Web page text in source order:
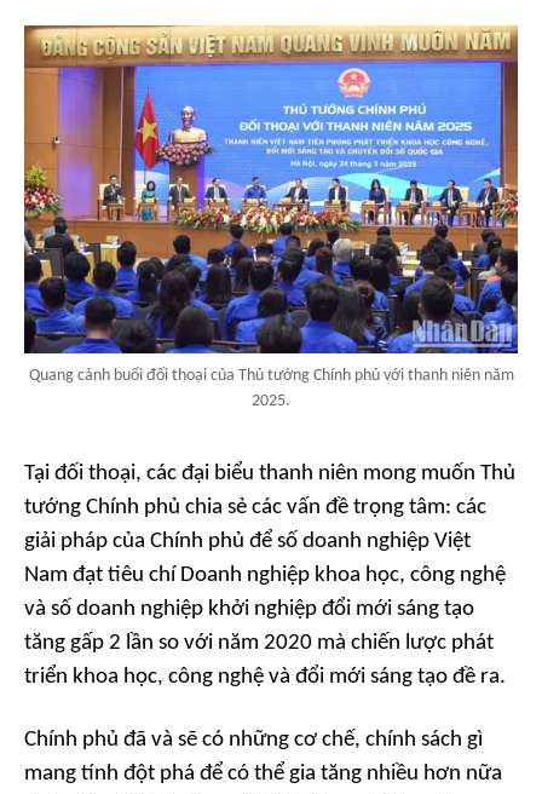
Quang cảnh buổi đối thoại của Thủ tướng Chính phủ với thanh niên năm
2025.
Tại đối thoại, các đại biểu thanh niên mong muốn Thủ
tướng Chính phủ chia sẻ các vấn đề trọng tâm: các
giải pháp của Chính phủ để số doanh nghiệp Việt
Nam đạt tiêu chí Doanh nghiệp khoa học, công nghệ
và số doanh nghiệp khởi nghiệp đổi mới sáng tạo
tăng gấp 2 lần so với năm 2020 mà chiến lược phát
triển khoa học, công nghệ và đổi mới sáng tạo đề ra.
Chính phủ đã và sẽ có những cơ chế, chính sách gì
mang tính đột phá để có thể gia tăng nhiều hơn nữa